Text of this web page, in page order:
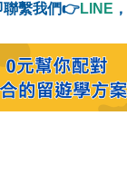
聯繫我們👉LINE ，